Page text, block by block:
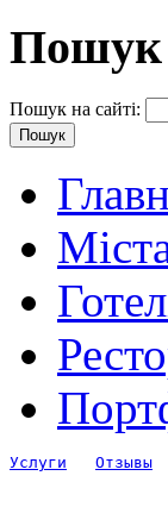
Пошук
Пошук на сайті:
Услуги Отзывы